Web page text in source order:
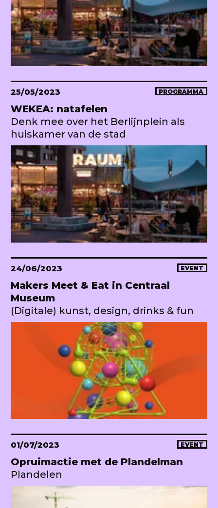
25/05/2023 PROGRAMMA
WEKEA: natafelen
Denk mee over het Berlijnplein als
huiskamer van de stad
24/06/2023 EVENT
Makers Meet & Eat in Centraal
Museum
(Digitale) kunst, design, drinks & fun
01/07/2023 EVENT
Opruimactie met de Plandelman
Plandelen